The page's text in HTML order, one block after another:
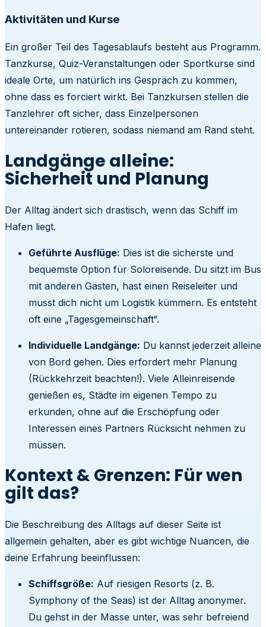
Aktivitäten und Kurse
Ein großer Teil des Tagesablaufs besteht aus Programm.
Tanzkurse, Quiz-Veranstaltungen oder Sportkurse sind
ideale Orte, um natürlich ins Gespräch zu kommen,
ohne dass es forciert wirkt. Bei Tanzkursen stellen die
Tanzlehrer oft sicher, dass Einzelpersonen
untereinander rotieren, sodass niemand am Rand steht.
Landgänge alleine:
Sicherheit und Planung
Der Alltag ändert sich drastisch, wenn das Schiff im
Hafen liegt.
Geführte Ausflüge: Dies ist die sicherste und
bequemste Option für Soloreisende. Du sitzt im Bus
mit anderen Gästen, hast einen Reiseleiter und
musst dich nicht um Logistik kümmern. Es entsteht
oft eine „Tagesgemeinschaft“.
Individuelle Landgänge: Du kannst jederzeit alleine
von Bord gehen. Dies erfordert mehr Planung
(Rückkehrzeit beachten!). Viele Alleinreisende
genießen es, Städte im eigenen Tempo zu
erkunden, ohne auf die Erschöpfung oder
Interessen eines Partners Rücksicht nehmen zu
müssen.
Kontext & Grenzen: Für wen
gilt das?
Die Beschreibung des Alltags auf dieser Seite ist
allgemein gehalten, aber es gibt wichtige Nuancen, die
deine Erfahrung beeinflussen:
Schiffsgröße: Auf riesigen Resorts (z. B.
Symphony of the Seas) ist der Alltag anonymer.
Du gehst in der Masse unter, was sehr befreiend